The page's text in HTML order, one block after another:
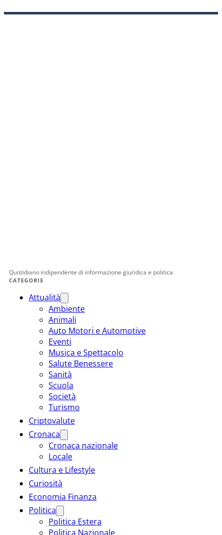
Quotidiano indipendente di informazione giuridica e politica.
CATEGORIE
Attualità
Ambiente
Animali
Auto Motori e Automotive
Eventi
Musica e Spettacolo
Salute Benessere
Sanità
Scuola
Società
Turismo
Criptovalute
Cronaca
Cronaca nazionale
Locale
Cultura e Lifestyle
Curiosità
Economia Finanza
Politica
Politica Estera
Politica Nazionale